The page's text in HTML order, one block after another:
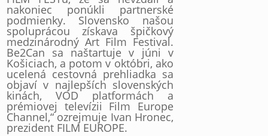
nakoniec ponúkli partnerské
podmienky. Slovensko našou
spoluprácou získava špičkový
medzinárodný Art Film Festival.
Be2Can sa naštartuje v júni v
Košiciach, a potom v októbri, ako
ucelená cestovná prehliadka sa
objaví v najlepších slovenských
kinách, VOD platformách a
prémiovej televízii Film Europe
Channel,“ ozrejmuje Ivan Hronec,
prezident FILM EUROPE.